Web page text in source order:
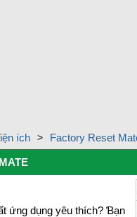
ích > Factory Reset
ứng dụng уêu thích? Ɓạn